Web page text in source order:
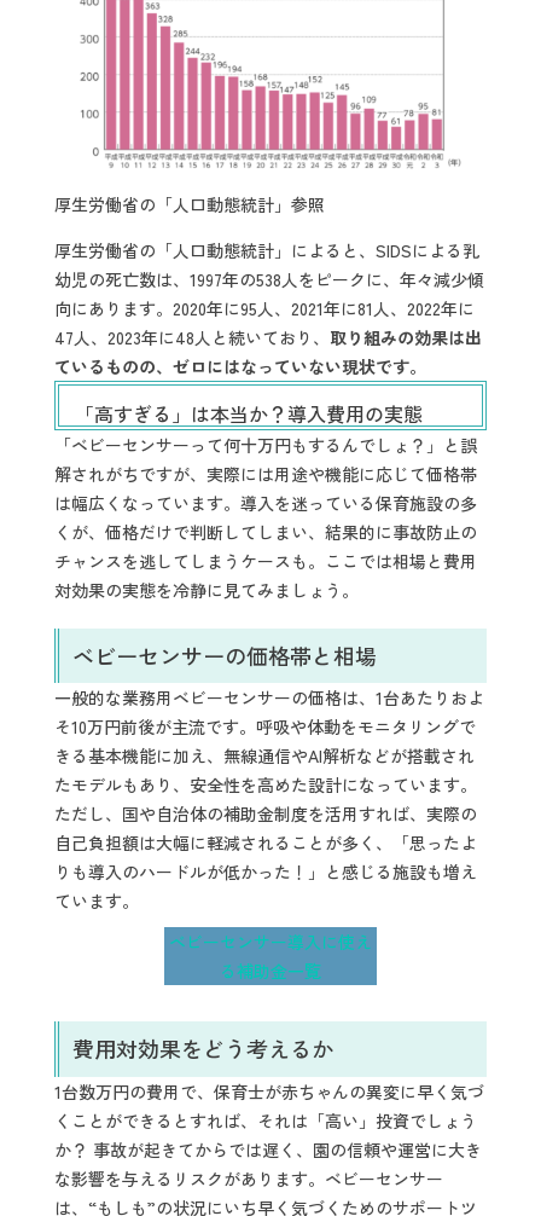
厚生労働省の「人口動態統計」参照
厚生労働省の「人口動態統計」によると、SIDSによる乳
幼児の死亡数は、1997年の538人をピークに、年々減少傾
向にあります。2020年に95人、2021年に81人、2022年に
47人、2023年に48人と続いており、 取り組みの効果は出
ているものの、ゼロにはなっていない現状です。
「高すぎる」は本当か？導入費用の実態
「ベビーセンサーって何十万円もするんでしょ？」と誤
解されがちですが、実際には用途や機能に応じて価格帯
は幅広くなっています。導入を迷っている保育施設の多
くが、価格だけで判断してしまい、結果的に事故防止の
チャンスを逃してしまうケースも。ここでは相場と費用
対効果の実態を冷静に見てみましょう。
ベビーセンサーの価格帯と相場
一般的な業務用ベビーセンサーの価格は、1台あたりおよ
そ10万円前後が主流です。呼吸や体動をモニタリングで
きる基本機能に加え、無線通信やAI解析などが搭載され
たモデルもあり、安全性を高めた設計になっています。
ただし、国や自治体の補助金制度を活用すれば、実際の
自己負担額は大幅に軽減されることが多く、「思ったよ
りも導入のハードルが低かった！」と感じる施設も増え
ています。
ベビーセンサー導入に使え
る補助金一覧
費用対効果をどう考えるか
1台数万円の費用で、保育士が赤ちゃんの異変に早く気づ
くことができるとすれば、それは「高い」投資でしょう
か？ 事故が起きてからでは遅く、園の信頼や運営に大き
な影響を与えるリスクがあります。ベビーセンサー
は、“もしも”の状況にいち早く気づくためのサポートツ